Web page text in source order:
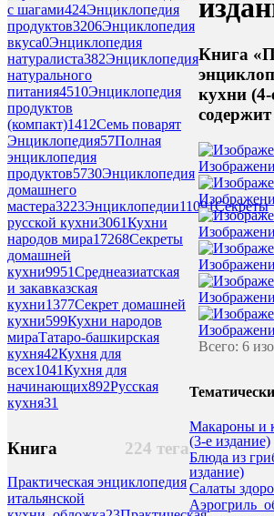
с шагами424Энциклопедия
продуктов3206Энциклопедия
вкуса0Энциклопедия
натуралиста382Энциклопедия
натурального
питания4510Энциклопедия
продуктов
(компакт)1412Семь поварят
Энциклопедия57Полная
энциклопедия
продуктов5730Энциклопедия
домашнего
мастера3223Энциклопедии11091Секреты
русской кухни3061Кухни
народов мира17268Секреты
домашней
кухни9951Среднеазиатская
и закавказская
кухни1377Секрет домашней
кухни599Кухни народов
мираТатаро-башкирская
кухня42Кухня для
всех1041Кухня для
начинающих892Русская
кухня31
224 тега
Книга
Практическая энциклопедия
итальянской
Книга
кухни (4-
Всего: 6
Макароны и
(3-е издание)
Блюда из
издание)
Салаты